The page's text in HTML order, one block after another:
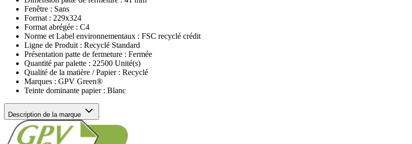
Fenêtre : Sans
Format : 229x324
Format abrégée : C4
Norme et Label environnementaux : FSC recyclé crédit
Ligne de Produit : Recyclé Standard
Présentation patte de fermeture : Fermée
Quantité par palette : 22500 Unité(s)
Qualité de la matière / Papier : Recyclé
Marques : GPV Green®
Teinte dominante papier : Blanc
Description de la marque